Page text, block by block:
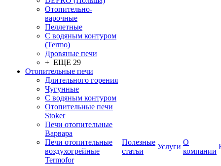
Отопительно-
варочные
Пеллетные
С водяным контуром
(Termo)
Дровяные печи
+ ЕЩЕ 29
Отопительные печи
Длительного горения
Чугунные
C водяным контуром
Отопительные печи
Stoker
Печи отопительные
Варвара
Печи отопительные
воздухогрейные
Termofor
Полезные
статьи
Услуги
О
компании